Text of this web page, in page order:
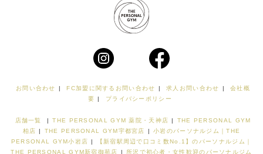
お問い合わせ | FC加盟に関するお問い合わせ | 求人お問い合わせ |
会社概
要 | プライバシーポリシー
店舗一覧 | THE PERSONAL GYM 薬院・天神店 |
THE PERSONAL GYM
柏店 | THE PERSONAL GYM宇都宮店 |
小岩のパーソナルジム｜THE
PERSONAL GYM小岩店 |
【新宿駅周辺で口コミ数No.1】のパーソナルジム｜
THE PERSONAL GYM新宿御苑店
|
所沢で初心者・女性歓迎のパーソナルジム